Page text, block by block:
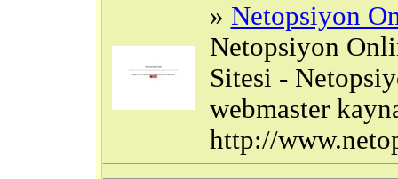
» Netopsiyon
Netopsiyon
Sitesi -
webmaster
http://